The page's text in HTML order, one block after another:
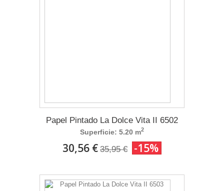
Papel Pintado La Dolce Vita II 6502
Superficie: 5.20 m2
30,56 € 35,95 € -15%